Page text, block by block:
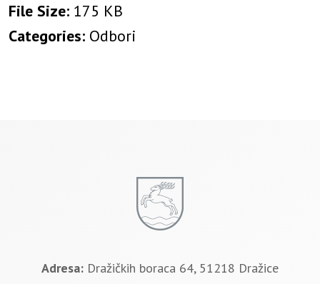
File Size: 175 KB
Categories: Odbori
Adresa: Dražičkih boraca 64, 51218 Dražice